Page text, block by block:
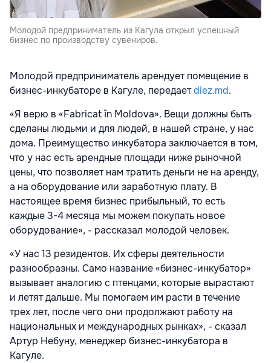
Молодой предприниматель из Кагула открыл успешный
бизнес по производству сувениров.
Молодой предприниматель арендует помещение в
бизнес-инкубаторе в Кагуле, передаетdiez.md.
«Я верю в «Fabricat în Moldova». Вещи должны быть
сделаны людьми и для людей, в нашей стране, у нас
дома. Преимущество инкубатора заключается в том,
что у нас есть арендные площади ниже рыночной
цены, что позволяет нам тратить деньги не на аренду,
а на оборудование или заработную плату. В
настоящее время бизнес прибыльный, то есть
каждые 3-4 месяца мы можем покупать новое
оборудование», - рассказал молодой человек.
«У нас 13 резидентов. Их сферы деятельности
разнообразны. Само название «бизнес-инкубатор»
вызывает аналогию с птенцами, которые вырастают
и летят дальше. Мы помогаем им расти в течение
трех лет, после чего они продолжают работу на
национальных и международных рынках», - сказал
Артур Небуну, менеджер бизнес-инкубатора в
Кагуле.